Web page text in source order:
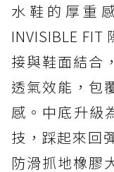
水鞋的厚重
INVISIBLE FIT
接與鞋面結合
透氣效能，包
感。中底升級
技，踩起來回
防滑抓地橡膠